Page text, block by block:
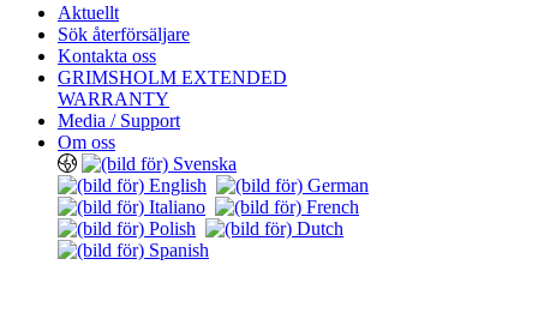
Aktuellt
Sök återförsäljare
Kontakta oss
GRIMSHOLM EXTENDED
WARRANTY
Media / Support
Om oss